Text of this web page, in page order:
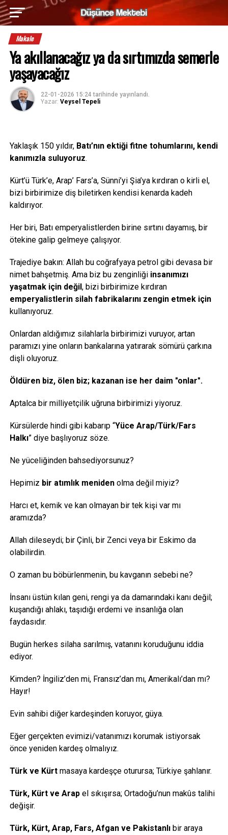
Makale
Ya akıllanacağız ya da sırtımızda semerle
yaşayacağız
22-01-2026 15:24 tarihinde yayınlandı.
Yazar: Veysel Tepeli
Yaklaşık 150 yıldır, Batı’nın ektiği fitne tohumlarını, kendi
kanımızla suluyoruz.
Kürt’ü Türk’e, Arap’ Fars’a, Sünni’yi Şia’ya kırdıran o kirli el,
bizi birbirimize diş biletirken kendisi kenarda kadeh
kaldırıyor.
Her biri, Batı emperyalistlerden birine sırtını dayamış, bir
ötekine galip gelmeye çalışıyor.
Trajediye bakın: Allah bu coğrafyaya petrol gibi devasa bir
nimet bahşetmiş. Ama biz bu zenginliği insanımızı
yaşatmak için değil, bizi birbirimize kırdıran
emperyalistlerin silah fabrikalarını zengin etmek için
kullanıyoruz.
Onlardan aldığımız silahlarla birbirimizi vuruyor, artan
paramızı yine onların bankalarına yatırarak sömürü çarkına
dişli oluyoruz.
Öldüren biz, ölen biz; kazanan ise her daim "onlar".
Aptalca bir milliyetçilik uğruna birbirimizi yiyoruz.
Kürsülerde hindi gibi kabarıp “Yüce Arap/Türk/Fars
Halkı” diye başlıyoruz söze.
Ne yüceliğinden bahsediyorsunuz?
Hepimiz bir atımlık menidenolma değil miyiz?
Harcı et, kemik ve kan olmayan bir tek kişi var mı
aramızda?
Allah dileseydi; bir Çinli, bir Zenci veya bir Eskimo da
olabilirdin.
O zaman bu böbürlenmenin, bu kavganın sebebi ne?
İnsanı üstün kılan geni, rengi ya da damarındaki kanı değil;
kuşandığı ahlakı, taşıdığı erdemi ve insanlığa olan
faydasıdır.
Bugün herkes silaha sarılmış, vatanını koruduğunu iddia
ediyor.
Kimden? İngiliz’den mi, Fransız’dan mı, Amerikalı’dan mı?
Hayır!
Evin sahibi diğer kardeşinden koruyor, güya.
Eğer gerçekten evimizi/vatanımızı korumak istiyorsak
önce yeniden kardeş olmalıyız.
Türk ve Kürtmasaya kardeşçe oturursa; Türkiye şahlanır.
Türk, Kürt ve Arapel sıkışırsa; Ortadoğu’nun makûs talihi
değişir.
Türk, Kürt, Arap, Fars, Afgan ve Pakistanlıbir araya